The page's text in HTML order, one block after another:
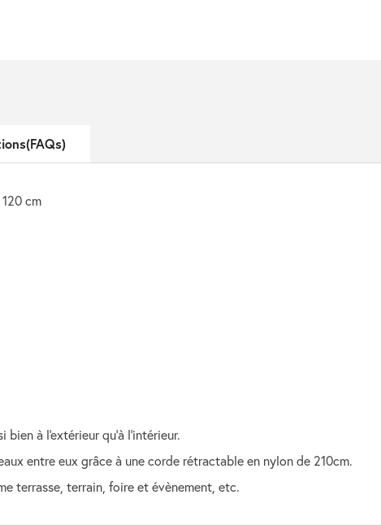
cm
bien à l'extérieur qu'à l'intérieur.
entre eux grâce à une corde rétractable en nylon de 210cm.
terrasse, terrain, foire et évènement, etc.